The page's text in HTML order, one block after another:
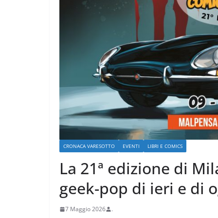
CRONACA VARESOTTO EVENTI LIBRI E COMICS
La 21ª edizione di
geek-pop di ieri e di
7 Maggio 2026 .
CRONACA VARESOTTO
Stalle roventi,
a 39 gradi
28 Luglio 2026